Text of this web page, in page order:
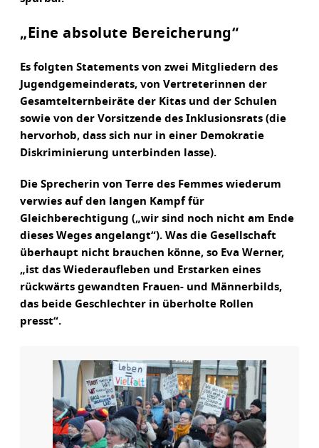
„Eine absolute Bereicherung“
Es folgten Statements von zwei Mitgliedern des
Jugendgemeinderats, von Vertreterinnen der
Gesamtelternbeiräte der Kitas und der Schulen
sowie von der Vorsitzende des Inklusionsrats (die
hervorhob, dass sich nur in einer Demokratie
Diskriminierung unterbinden lasse).
Die Sprecherin von Terre des Femmes wiederum
verwies auf den langen Kampf für
Gleichberechtigung („wir sind noch nicht am Ende
dieses Weges angelangt“). Was die Gesellschaft
überhaupt nicht brauchen könne, so Eva Werner,
„ist das Wiederaufleben und Erstarken eines
rückwärts gewandten Frauen- und Männerbilds,
das beide Geschlechter in überholte Rollen
presst“.